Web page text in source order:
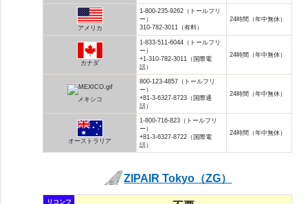
アメリカ
1-800-235-9262（トールフリ
ー）
310-782-3011（有料）
24時間（年中無休）
カナダ
1-833-511-6044（トールフリ
ー）
+1-310-782-3011（国際電
話）
24時間（年中無休）
メキシコ
800-123-4857（トールフリ
ー）
+81-3-6327-8723（国際通
話）
24時間（年中無休）
オーストラリア
1-800-716-823（トールフリ
ー）
+81-3-6327-8722（国際電
話）
24時間（年中無休）
ZIPAIR Tokyo（ZG）
リコンフ